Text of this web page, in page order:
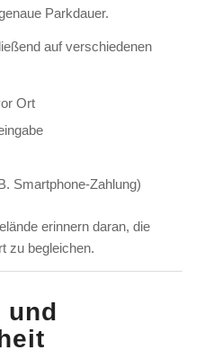
Parkdauer.
auf verschiedenen
Ort
Smartphone-Zahlung)
erinnern daran, die
zu begleichen.
und